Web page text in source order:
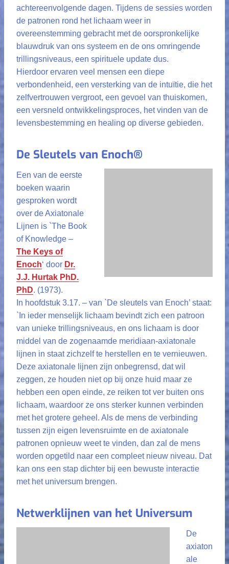
achtereenvolgende dagen. Tijdens de sessies worden
de patronen rond het lichaam weer in
overeenstemming gebracht met de oorspronkelijke
blauwdruk van ons systeem en de ons omringende
trillingsniveaus, een spirituele update dus.
Hierdoor ervaren veel mensen een diepe
verbondenheid, een versterking van de intuïtie, die het
zelfvertrouwen vergroot, een gevoel van thuiskomen,
een versneld ontwikkelingsproces, het vinden van de
levensbestemming en healing op diverse gebieden.
De Sleutels van Enoch®
Een van de eerste
boeken waarin
gesproken wordt
over de Axiatonale
Lijnen is `The Book
of Knowledge –
The Keys of
Enoch‘ door Dr.
J.J. Hurtak PhD.
PhD. (1973).
In hoofdstuk 3.17. – van `De sleutels van Enoch’ staat:
`In ieder menselijk lichaam bevindt zich een patroon
van unieke trillingsniveaus, en ons lichaam is door
middel van de zogenaamde meridiaan-axiatonale
lijnen in staat zichzelf te herstellen en te vernieuwen.
Deze axiatonale lijnen zijn onbegrensd, dat wil
zeggen, ze houden niet op bij onze huid maar ze
hebben een open einde, ze reiken tot ver buiten ons
lichaam, waardoor ze ons sterker kunnen verbinden
met het grotere geheel. Als de mens de verbinding
tussen zijn eigen levensruimte en de axiatonale
patronen opnieuw weet te vinden, dan zal de mens
worden opgetild naar een compleet nieuw niveau. Dat
kan ons een stap dichter bij een bewuste interactie
met het universum brengen.
Netwerklijnen van het Universum
De
axiaton
ale